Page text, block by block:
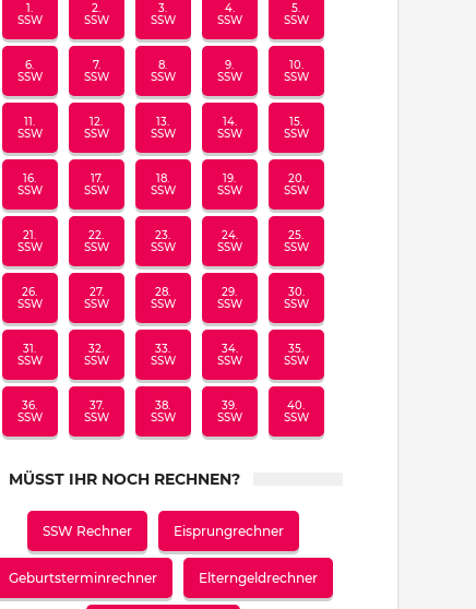
1.
SSW
2.
SSW
3.
SSW
4.
SSW
5.
SSW
6.
SSW
7.
SSW
8.
SSW
9.
SSW
10.
SSW
11.
SSW
12.
SSW
13.
SSW
14.
SSW
15.
SSW
16.
SSW
17.
SSW
18.
SSW
19.
SSW
20.
SSW
21.
SSW
22.
SSW
23.
SSW
24.
SSW
25.
SSW
26.
SSW
27.
SSW
28.
SSW
29.
SSW
30.
SSW
31.
SSW
32.
SSW
33.
SSW
34.
SSW
35.
SSW
36.
SSW
37.
SSW
38.
SSW
39.
SSW
40.
SSW
MÜSST IHR NOCH RECHNEN?
SSW Rechner Eisprungrechner
Geburtsterminrechner Elterngeldrechner